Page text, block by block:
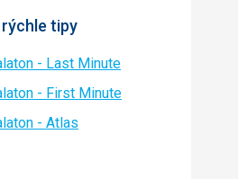
rýchle tipy
- Last Minute
- First Minute
- Atlas